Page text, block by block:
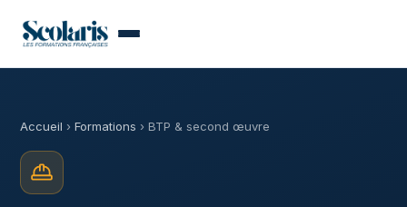
Accueil › Formations › BTP & second œuvre